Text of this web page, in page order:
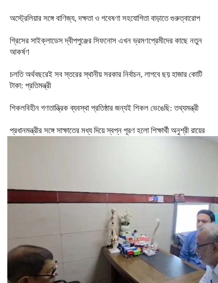
অস্ট্রেলিয়ার সঙ্গে বাণিজ্য, দক্ষতা ও গবেষণা সহযোগিতা বাড়াতে গুরুত্বারোপ
গ্রিসের সাইক্লাডেস দ্বীপপুঞ্জের সিফনোস এখন ভ্রমণপ্রেমীদের কাছে নতুন
আকর্ষণ
চলতি অর্থবছরেই সব স্তরের স্থানীয় সরকার নির্বাচন, লাগবে ছয় হাজার কোটি
টাকা: প্রতিমন্ত্রী
শিকলবিহীন গণতান্ত্রিক ব্যবস্থা প্রতিষ্ঠার জন্যই শিকল ভেঙেছি: তথ্যমন্ত্রী
প্রধানমন্ত্রীর সঙ্গে সাক্ষাতের মধ্য দিয়ে স্বপ্ন পূরণ হলো শিক্ষার্থী অনুশ্রী রায়ের